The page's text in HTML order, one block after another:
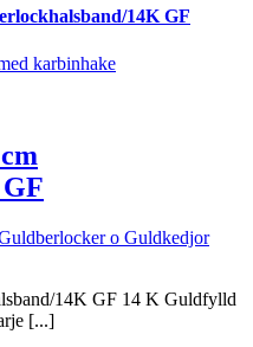
14K GF
karbinhake
o Guldkedjor
14K GF 14 K Guldfylld
[...]